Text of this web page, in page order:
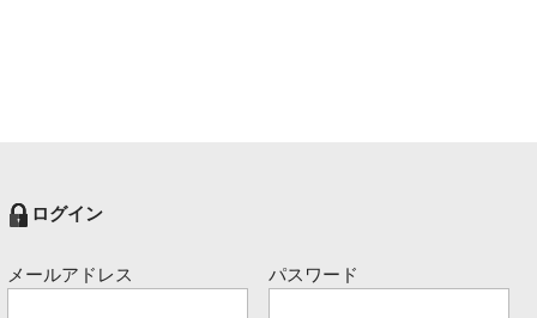
ログイン
メールアドレス パスワード